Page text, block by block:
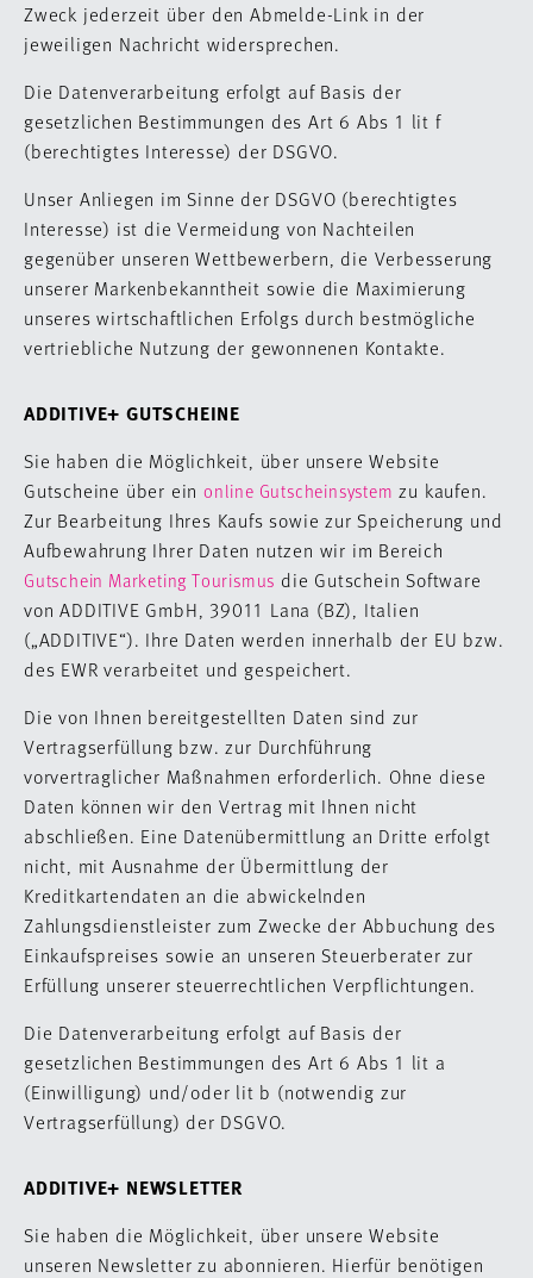
Zweck jederzeit über den Abmelde-Link in der
jeweiligen Nachricht widersprechen.
Die Datenverarbeitung erfolgt auf Basis der
gesetzlichen Bestimmungen des Art 6 Abs 1 lit f
(berechtigtes Interesse) der DSGVO.
Unser Anliegen im Sinne der DSGVO (berechtigtes
Interesse) ist die Vermeidung von Nachteilen
gegenüber unseren Wettbewerbern, die Verbesserung
unserer Markenbekanntheit sowie die Maximierung
unseres wirtschaftlichen Erfolgs durch bestmögliche
vertriebliche Nutzung der gewonnenen Kontakte.
ADDITIVE+ GUTSCHEINE
Sie haben die Möglichkeit, über unsere Website
Gutscheine über ein online Gutscheinsystem zu kaufen.
Zur Bearbeitung Ihres Kaufs sowie zur Speicherung und
Aufbewahrung Ihrer Daten nutzen wir im Bereich
Gutschein Marketing Tourismus die Gutschein Software
von ADDITIVE GmbH, 39011 Lana (BZ), Italien
(„ADDITIVE“). Ihre Daten werden innerhalb der EU bzw.
des EWR verarbeitet und gespeichert.
Die von Ihnen bereitgestellten Daten sind zur
Vertragserfüllung bzw. zur Durchführung
vorvertraglicher Maßnahmen erforderlich. Ohne diese
Daten können wir den Vertrag mit Ihnen nicht
abschließen. Eine Datenübermittlung an Dritte erfolgt
nicht, mit Ausnahme der Übermittlung der
Kreditkartendaten an die abwickelnden
Zahlungsdienstleister zum Zwecke der Abbuchung des
Einkaufspreises sowie an unseren Steuerberater zur
Erfüllung unserer steuerrechtlichen Verpflichtungen.
Die Datenverarbeitung erfolgt auf Basis der
gesetzlichen Bestimmungen des Art 6 Abs 1 lit a
(Einwilligung) und/oder lit b (notwendig zur
Vertragserfüllung) der DSGVO.
ADDITIVE+ NEWSLETTER
Sie haben die Möglichkeit, über unsere Website
unseren Newsletter zu abonnieren. Hierfür benötigen